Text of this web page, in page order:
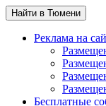
Найти в Тюмени
Реклама на
Бесплатные